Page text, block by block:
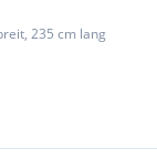
235 cm lang